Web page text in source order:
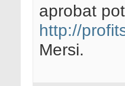
aprobat
http://
Mersi.